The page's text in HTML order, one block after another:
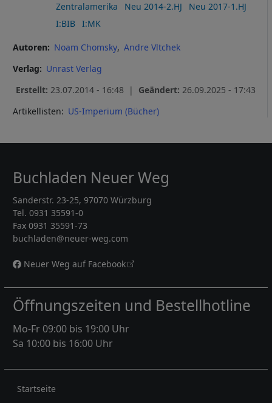
Zentralamerika
Neu 2014-2.HJ
Neu 2017-1.HJ
I:BIB
I:MK
Autoren Noam Chomsky Andre Vltchek
Verlag
Unrast Verlag
Erstellt: 23.07.2014 - 16:48 | Geändert: 26.09.2025 - 17:43
Artikellisten: US-Imperium (Bücher)
Buchladen Neuer Weg
Sanderstr. 23-25, 97070 Würzburg
Tel. 0931 35591-0
Fax 0931 35591-73
buchladen@neuer-weg.com
Neuer Weg auf Facebook
Öffnungszeiten und Bestellhotline
Mo-Fr 09:00 bis 19:00 Uhr
Sa 10:00 bis 16:00 Uhr
Rechtliches
Startseite